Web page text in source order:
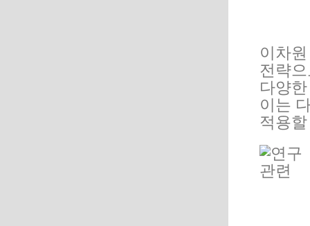
이차
전략
다양
이는
적용